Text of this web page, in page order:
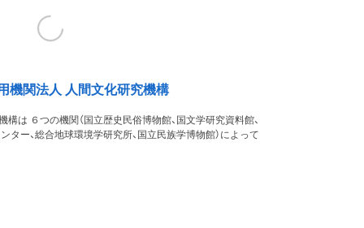
機関法人 人間文化研究機構
は ６つの機関（国立歴史民俗博物館、国文学研究資料館、
ター、総合地球環境学研究所、国立民族学博物館）によって